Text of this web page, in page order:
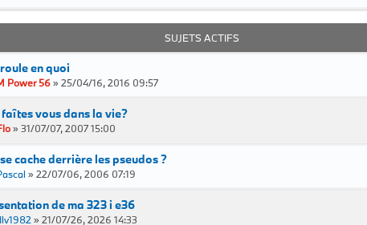
SUJETS ACTIFS
en quoi
Power 56»25/04/16, 2016 09:57
vous dans la vie?
» 31/07/07, 2007 15:00
cache derrière les pseudos ?
»22/07/06, 2006 07:19
de ma 323 i e36
» 21/07/26, 2026 14:33